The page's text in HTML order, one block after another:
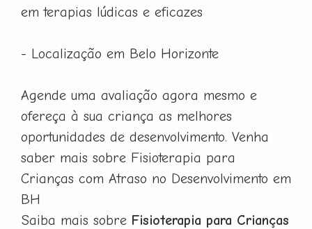
em terapias lúdicas e eficazes
- Localização em Belo Horizonte
Agende uma avaliação agora mesmo e
ofereça à sua criança as melhores
oportunidades de desenvolvimento. Venha
saber mais sobre Fisioterapia para
Crianças com Atraso no Desenvolvimento em
BH
Saiba mais sobre Fisioterapia para Crianças